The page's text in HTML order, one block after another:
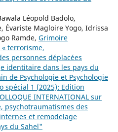
Léopold Badolo,
Évariste Magloire Yogo, Idrissa
Ramde, Grimoire
terrorisme,
personnes déplacées
identitaire dans les pays du
de Psychologie et Psychologie
spécial 1 (2025): Edition
INTERNATIONAL sur
psychotraumatismes des
et remodelage
du Sahel"